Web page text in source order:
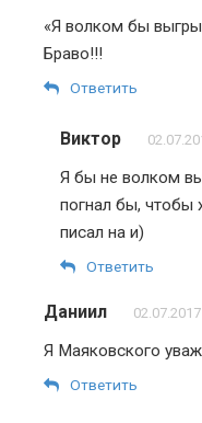
«Я волком бы
Браво!!!
Ответить
Виктор
Я бы не волком
погнал бы, чтобы
писал на и)
Ответить
Даниил
Я Маяковского
Ответить